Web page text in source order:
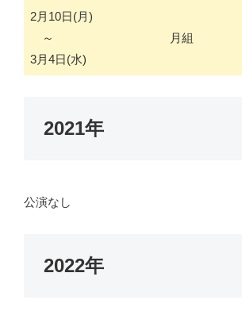
2月10日(月)
～
3月4日(水)
月組
2021年
公演なし
2022年